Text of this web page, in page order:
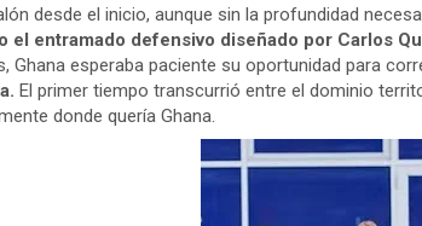
desde el inicio, aunque sin la profundidad
el entramado defensivo diseñado por Carlos
Ghana esperaba paciente su oportunidad para
El primer tiempo transcurrió entre el dominio
donde quería Ghana.